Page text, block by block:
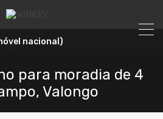
nacional)
para moradia de 4
Valongo